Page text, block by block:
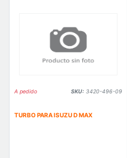
A pedido SKU: 3420-496-09
TURBO PARA ISUZU D MAX